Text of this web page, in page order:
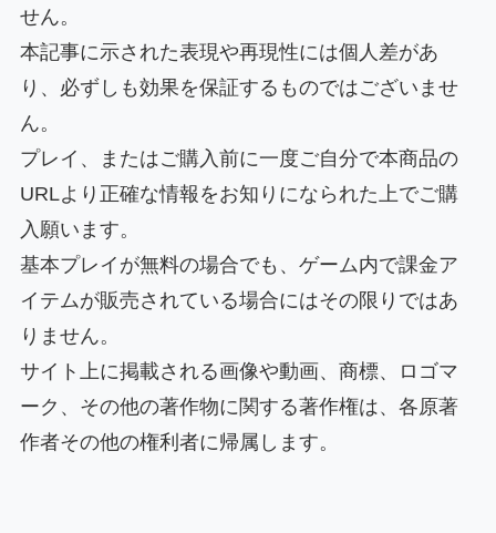
せん。
本記事に示された表現や再現性には個人差があ
り、必ずしも効果を保証するものではございませ
ん。
プレイ、またはご購入前に一度ご自分で本商品の
URLより正確な情報をお知りになられた上でご購
入願います。
基本プレイが無料の場合でも、ゲーム内で課金ア
イテムが販売されている場合にはその限りではあ
りません。
サイト上に掲載される画像や動画、商標、ロゴマ
ーク、その他の著作物に関する著作権は、各原著
作者その他の権利者に帰属します。